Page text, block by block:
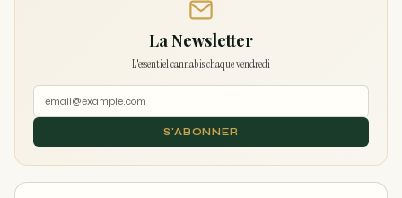
La Newsletter
L'essentiel cannabis chaque vendredi
S'ABONNER